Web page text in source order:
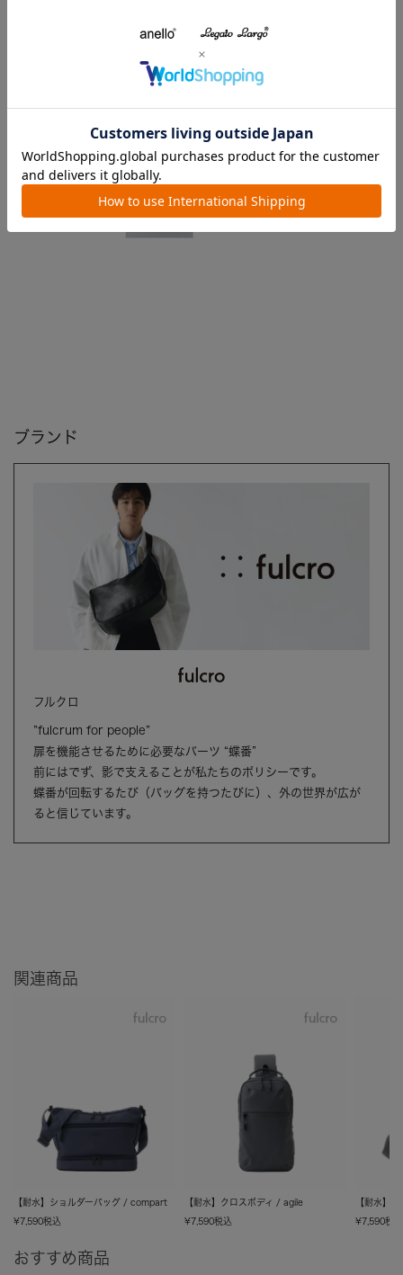
ブランド
フルクロ
”fulcrum for people”
扉を機能させるために必要なパーツ “蝶番”
前にはでず、影で支えることが私たちのポリシーです。
蝶番が回転するたび（バッグを持つたびに）、外の世界が広が
ると信じています。
関連商品
【耐水】ショルダーバッグ / compart
¥7,590税込
【耐水】クロスボディ / agile
¥7,590税込
【耐水】
¥7,590税込
おすすめ商品